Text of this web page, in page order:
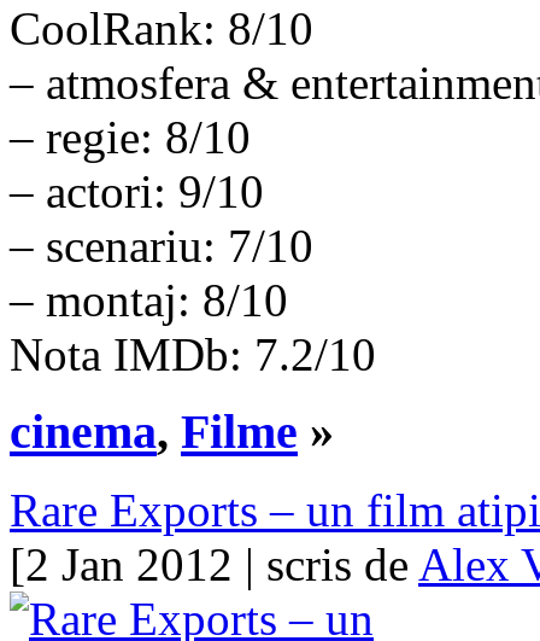
CoolRank: 8/10
– atmosfera &
– regie: 8/10
– actori: 9/10
– scenariu: 7/10
– montaj: 8/10
Nota IMDb: 7.2/10
cinema, Filme »
Rare Exports – un film
[2 Jan 2012 | scris de Alex